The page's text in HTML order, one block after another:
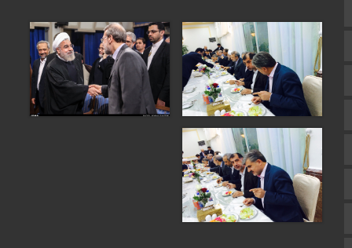
اپلیکیشن سایت
سروش
آپارات
اینستاگرام
اطلاعات سایت